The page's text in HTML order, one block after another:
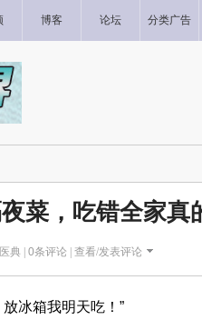
博客 论坛 分类广告
菜，吃错全家真
典 | 0条评论 | 查看/发表评论
冰箱我明天吃！”